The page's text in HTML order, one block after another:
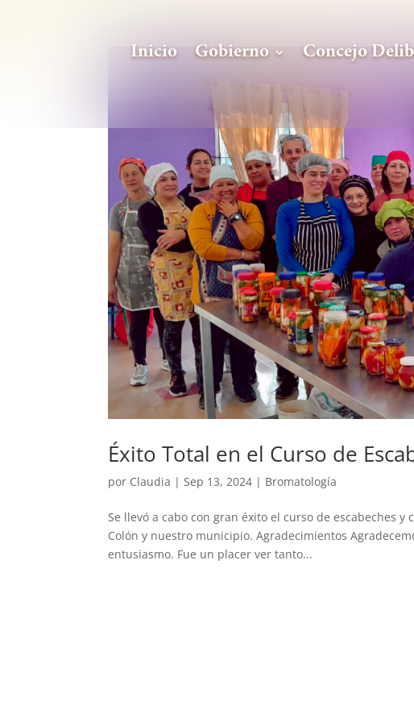
Inicio Gobierno Concejo
Éxito Total en el Curso de
por Claudia | Sep 13, 2024 | Bromatología
Se llevó a cabo con gran éxito el curso de escabeches
Colón y nuestro municipio. Agradecimientos
entusiasmo. Fue un placer ver tanto...